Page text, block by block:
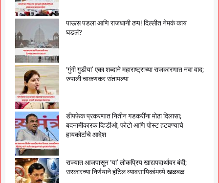
पाऊस पडला आणि राजधानी ठप्प! दिल्लीत नेमकं काय
घडलं?
‘गुंगी गुडीया’ एका शब्दाने महाराष्ट्राच्या राजकारणात नवा वाद;
रुपाली चाकणकर संतापल्या
डीपफेक प्रकरणात नितीन गडकरींना मोठा दिलासा;
बदनामीकारक व्हिडीओ, फोटो आणि पोस्ट हटवण्याचे
हायकोर्टाचे आदेश
राज्यात आजपासून ‘या’ लोकप्रिय खाद्यपदार्थावर बंदी;
सरकारच्या निर्णयाने हॉटेल व्यावसायिकांमध्ये खळबळ